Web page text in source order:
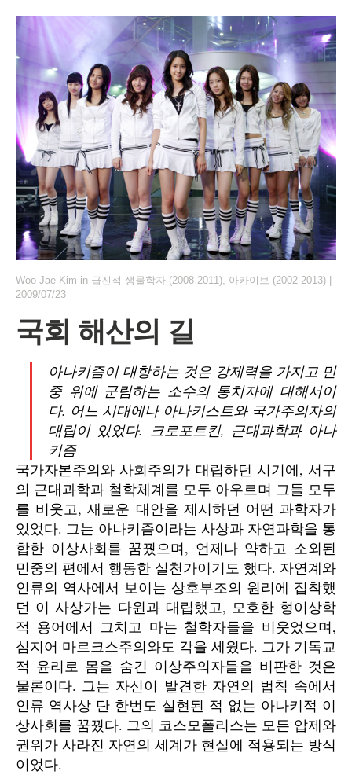
Woo Jae Kim in 급진적 생물학자 (2008-2011), 아카이브 (2002-2013)
2009/07/23
국회 해산의 길
아나키즘이 대항하는 것은 강제력을 가지고 민
중 위에 군림하는 소수의 통치자에 대해서이
다. 어느 시대에나 아나키스트와 국가주의자의
대립이 있었다. 크로포트킨, 근대과학과 아나
키즘
국가자본주의와 사회주의가 대립하던 시기에, 서구
의 근대과학과 철학체계를 모두 아우르며 그들 모두
를 비웃고, 새로운 대안을 제시하던 어떤 과학자가
있었다. 그는 아나키즘이라는 사상과 자연과학을 통
합한 이상사회를 꿈꿨으며, 언제나 약하고 소외된
민중의 편에서 행동한 실천가이기도 했다. 자연계와
인류의 역사에서 보이는 상호부조의 원리에 집착했
던 이 사상가는 다윈과 대립했고, 모호한 형이상학
적 용어에서 그치고 마는 철학자들을 비웃었으며,
심지어 마르크스주의와도 각을 세웠다. 그가 기독교
적 윤리로 몸을 숨긴 이상주의자들을 비판한 것은
물론이다. 그는 자신이 발견한 자연의 법칙 속에서
인류 역사상 단 한번도 실현된 적 없는 아나키적 이
상사회를 꿈꿨다. 그의 코스모폴리스는 모든 압제와
권위가 사라진 자연의 세계가 현실에 적용되는 방식
이었다.